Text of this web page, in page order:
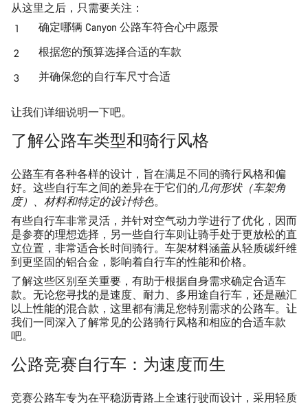
从这里之后，只需要关注：
确定哪辆 Canyon 公路车符合心中愿景
根据您的预算选择合适的车款
并确保您的自行车尺寸合适
让我们详细说明一下吧。
了解公路车类型和骑行风格
公路车有各种各样的设计，旨在满足不同的骑行风格和偏
好。这些自行车之间的差异在于它们的 几何形状（车架角
度）、材料和特定的设计特色。
有些自行车非常灵活，并针对空气动力学进行了优化，因而
是参赛的理想选择，另一些自行车则让骑手处于更放松的直
立位置，非常适合长时间骑行。车架材料涵盖从轻质碳纤维
到更坚固的铝合金，影响着自行车的性能和价格。
了解这些区别至关重要，有助于根据自身需求确定合适车
款。无论您寻找的是速度、耐力、多用途自行车，还是融汇
以上性能的混合款，这里都有满足您特别需求的公路车。让
我们一同深入了解常见的公路骑行风格和相应的合适车款
吧。
公路竞赛自行车：为速度而生
竞赛公路车专为在平稳沥青路上全速行驶而设计，采用轻质